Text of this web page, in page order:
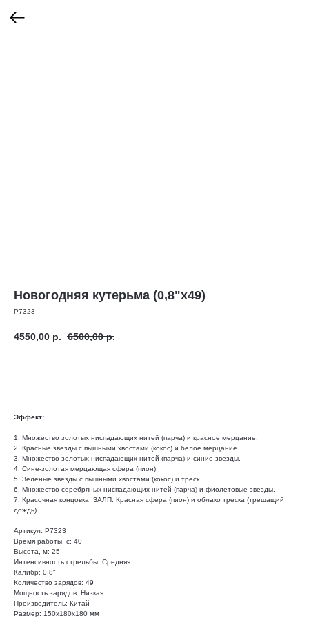
Новогодняя кутерьма (0,8"х49)
Р7323
4550,00 р. 6500,00 р.
Эффект:
1. Множество золотых ниспадающих нитей (парча) и красное мерцание.
2. Красные звезды с пышными хвостами (кокос) и белое мерцание.
3. Множество золотых ниспадающих нитей (парча) и синие звезды.
4. Сине-золотая мерцающая сфера (пион).
5. Зеленые звезды с пышными хвостами (кокос) и треск.
6. Множество серебряных ниспадающих нитей (парча) и фиолетовые звезды.
7. Красочная концовка. ЗАЛП: Красная сфера (пион) и облако треска (трещащий
дождь)
Артикул: Р7323
Время работы, с: 40
Высота, м: 25
Интенсивность стрельбы: Средняя
Калибр: 0,8"
Количество зарядов: 49
Мощность зарядов: Низкая
Производитель: Китай
Размер: 150х180х180 мм